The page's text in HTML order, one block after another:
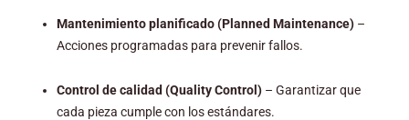
Mantenimiento planificado (Planned Maintenance) –
Acciones programadas para prevenir fallos.
Control de calidad (Quality Control) – Garantizar que
cada pieza cumple con los estándares.